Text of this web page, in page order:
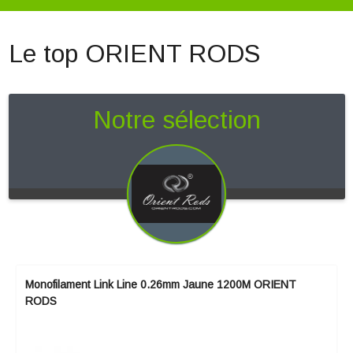
Le top ORIENT RODS
Notre sélection
Monofilament Link Line 0.26mm Jaune 1200M ORIENT
RODS